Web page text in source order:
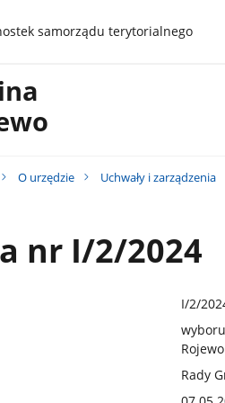
samorządu terytorialnego
O urzędzie Uchwały i zarządzenia
nr I/2/2024
I/2/
Rojewo
Rady